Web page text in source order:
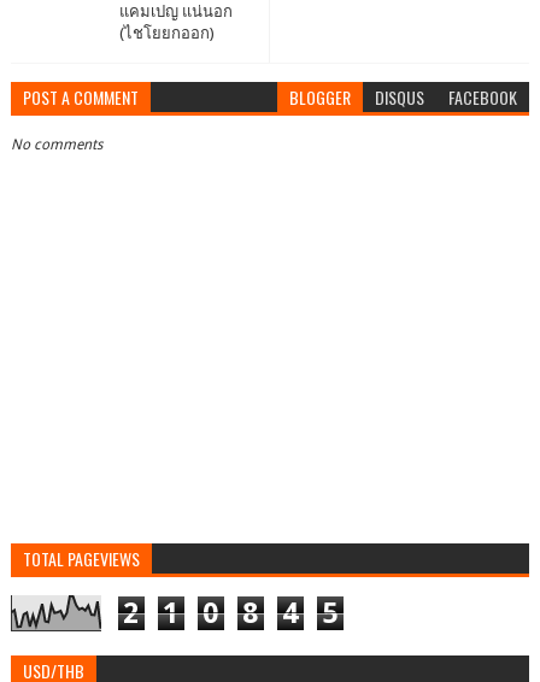
แคมเปญ แน่นอก
(ไชโยยกออก)
POST A COMMENT BLOGGER DISQUS FACEBOOK
No comments
TOTAL PAGEVIEWS
2 1 0 8 4 5
USD/THB